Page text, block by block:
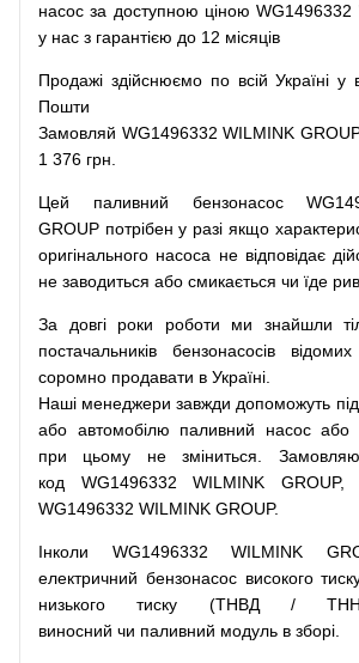
насос за доступною ціною WG1496332
у нас з гарантією до 12 місяців
Продажі здійснюємо по всій Україні у
Пошти
Замовляй WG1496332 WILMINK GROUP
1 376 грн.
Цей паливний бензонасос
GROUP потрібен у разі якщо
оригінального насоса не відповідає
не заводиться або смикається чи їде
За довгі роки роботи ми знайшли
постачальників
бензонасосів
соромно продавати в Україні.
Наші менеджери завжди допоможуть
або автомобілю паливний насос або
при
цьому не зміниться
код WG1496332 WILMINK
WG1496332 WILMINK GROUP.
Інколи WG1496332 WILMINK
електричний бензонасос високого
низького
тиску (ТНВД /
виносний чи паливний модуль в зборі